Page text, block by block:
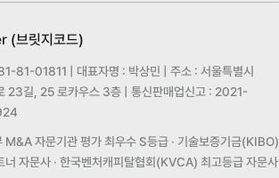
(브릿지코드)
81-01811 | 대표자명 : 박상민 | 주소 : 서울특별시
23길, 25 로카우스 3층 | 통신판매업신고 : 2021-
M&A 자문기관 평가 최우수 S등급 · 기술보증기금(KIBO)
자문사 · 한국벤처캐피탈협회(KVCA) 최고등급 자문사